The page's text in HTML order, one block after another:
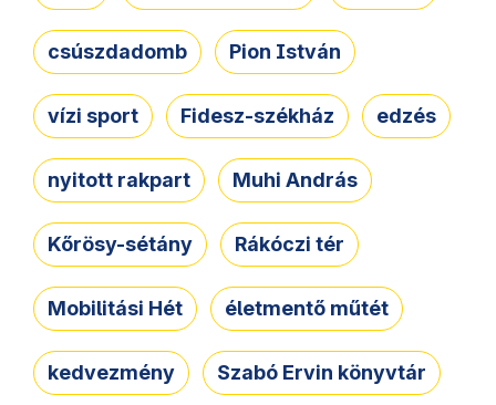
csúszdadomb Pion István
vízi sport Fidesz-székház edzés
nyitott rakpart Muhi András
Kőrösy-sétány Rákóczi tér
Mobilitási Hét életmentő műtét
kedvezmény Szabó Ervin könyvtár